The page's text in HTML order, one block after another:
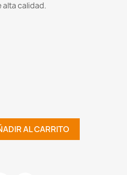
alta calidad.
AL CARRITO